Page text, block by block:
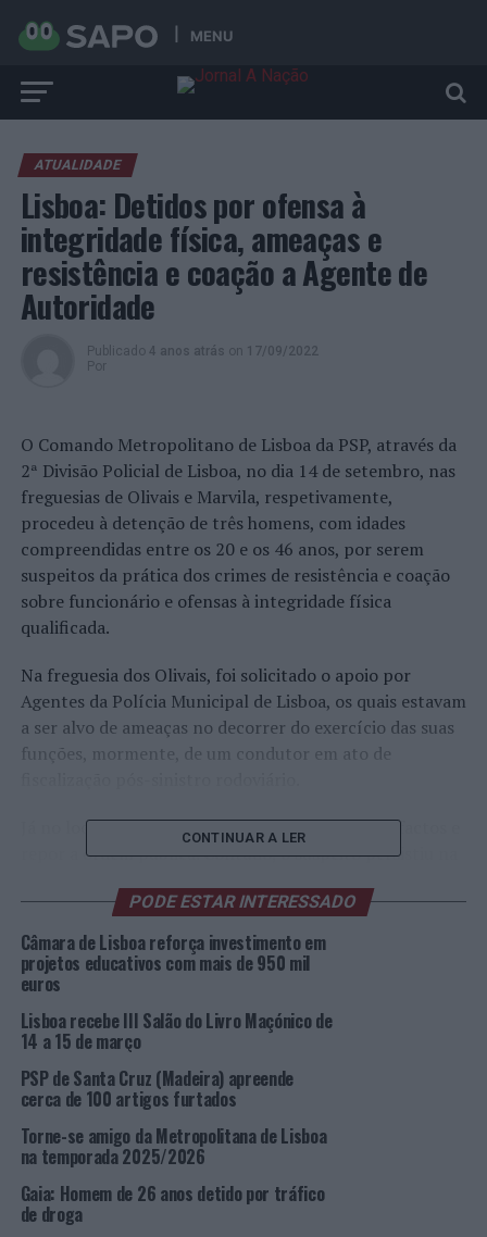
MENU
ATUALIDADE
Lisboa: Detidos por ofensa à
integridade física, ameaças e
resistência e coação a Agente de
Autoridade
Publicado 4 anos atrás on 17/09/2022
Por
O Comando Metropolitano de Lisboa da PSP, através da
2ª Divisão Policial de Lisboa, no dia 14 de setembro, nas
freguesias de Olivais e Marvila, respetivamente,
procedeu à detenção de três homens, com idades
compreendidas entre os 20 e os 46 anos, por serem
suspeitos da prática dos crimes de resistência e coação
sobre funcionário e ofensas à integridade física
qualificada.
Na freguesia dos Olivais, foi solicitado o apoio por
Agentes da Polícia Municipal de Lisboa, os quais estavam
a ser alvo de ameaças no decorrer do exercício das suas
funções, mormente, de um condutor em ato de
Já no local, os Polícias tentaram inteirar-se dos factos e
repor a ordem pública. Contudo, o suspeito persistiu na
legais proferidas pelos Polícias, sendo que, em
determinado momento, insurgiu-se fisicamente contra
o Agente da Polícia Municipal, empurrando-o e
tentando abandonar o local em ato contínuo, momento
em que foi detido pelos Polícias da PSP.
De salientar que, decorrente das agressões sofridas,
houve necessidade de o Agente da Polícia Municipal
receber tratamento médico. Após alta médica, o Agente
desejou procedimento criminal contra o suspeito pelas
ofensas à integridade física sofridas.
O detido foi libertado e notificado para comparecer na
CONTINUAR A LER
PODE ESTAR INTERESSADO
Câmara de Lisboa reforça investimento em
projetos educativos com mais de 950 mil
euros
Lisboa recebe III Salão do Livro Maçónico de
14 a 15 de março
PSP de Santa Cruz (Madeira) apreende
cerca de 100 artigos furtados
Torne-se amigo da Metropolitana de Lisboa
na temporada 2025/2026
Gaia: Homem de 26 anos detido por tráfico
de droga